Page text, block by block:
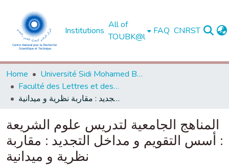
Institutions
All of
TOUBK@l
FAQ CNRST
Home
Université Sidi Mohamed Ben Abdellah de Fès
Faculté des Lettres et des Sciences Humaines - Saïs - Fès
المناهج الجامعية لتدريس علوم الشريعة : أسس التقويم و مداخل التجديد : مقاربة نظرية و ميدانية
المناهج الجامعية لتدريس علوم الشريعة
: أسس التقويم و مداخل التجديد : مقاربة
نظرية و ميدانية